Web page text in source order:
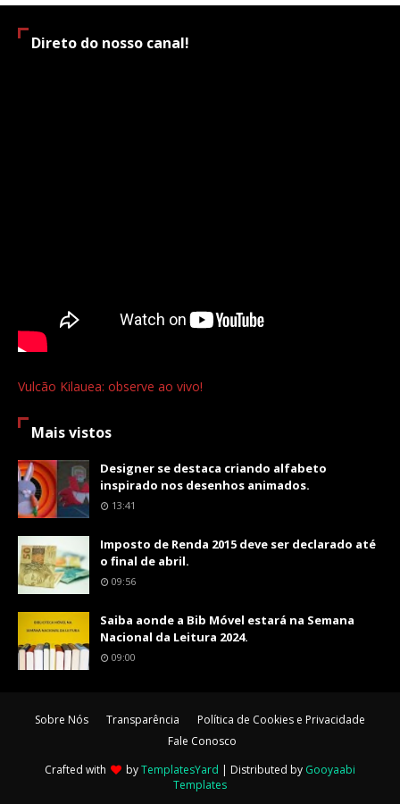
Direto do nosso canal!
Vulcão Kilauea: observe ao vivo!
Mais vistos
Designer se destaca criando alfabeto
inspirado nos desenhos animados.
13:41
Imposto de Renda 2015 deve ser declarado até
o final de abril.
09:56
Saiba aonde a Bib Móvel estará na Semana
Nacional da Leitura 2024.
09:00
Sobre Nós Transparência
Política de Cookies e Privacidade
Fale Conosco
Crafted with
byTemplatesYard | Distributed by Gooyaabi
Templates